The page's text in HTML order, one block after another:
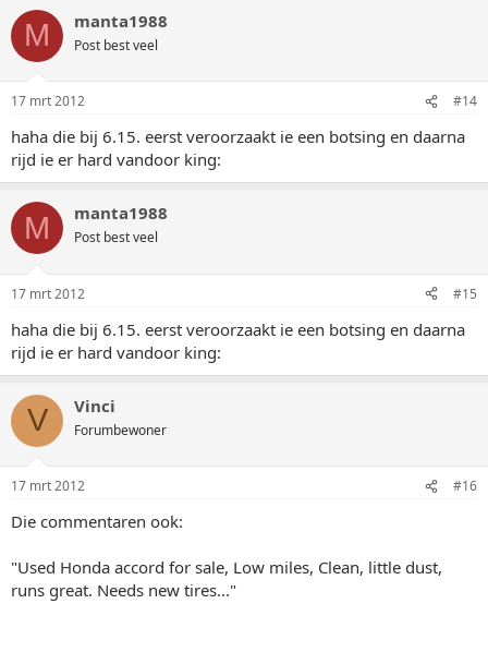
M manta1988
Post best veel
17 mrt 2012 #14
haha die bij 6.15. eerst veroorzaakt ie een botsing en daarna
rijd ie er hard vandoor king:
M manta1988
Post best veel
17 mrt 2012 #15
haha die bij 6.15. eerst veroorzaakt ie een botsing en daarna
rijd ie er hard vandoor king:
V Vinci
Forumbewoner
17 mrt 2012 #16
Die commentaren ook:
"Used Honda accord for sale, Low miles, Clean, little dust,
runs great. Needs new tires..."